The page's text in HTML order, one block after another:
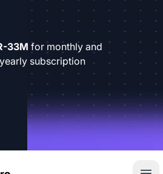
33M for monthly and
subscription